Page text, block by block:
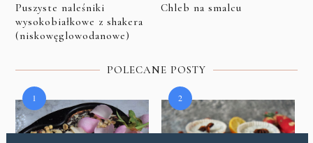
Puszyste naleśniki
wysokobiałkowe z shakera
(niskowęglowodanowe)
Chleb na smalcu
POLECANE POSTY